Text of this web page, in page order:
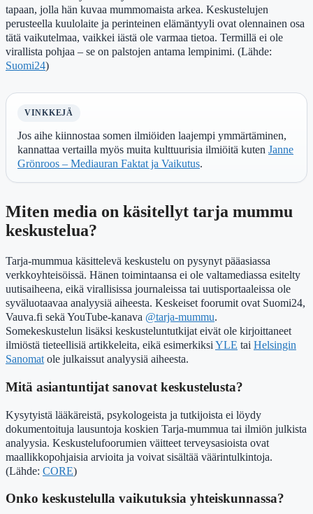
tapaan, jolla hän kuvaa mummomaista arkea. Keskustelujen
perusteella kuulolaite ja perinteinen elämäntyyli ovat olennainen osa
tätä vaikutelmaa, vaikkei iästä ole varmaa tietoa. Termillä ei ole
virallista pohjaa – se on palstojen antama lempinimi. (Lähde:
Suomi24)
VINKKEJÄ
Jos aihe kiinnostaa somen ilmiöiden laajempi ymmärtäminen,
kannattaa vertailla myös muita kulttuurisia ilmiöitä kuten Janne
Grönroos – Mediauran Faktat ja Vaikutus.
Miten media on käsitellyt tarja mummu
keskustelua?
Tarja-mummua käsittelevä keskustelu on pysynyt pääasiassa
verkkoyhteisöissä. Hänen toimintaansa ei ole valtamediassa esitelty
uutisaiheena, eikä virallisissa journaleissa tai uutisportaaleissa ole
syväluotaavaa analyysiä aiheesta. Keskeiset foorumit ovat Suomi24,
Vauva.fi sekä YouTube-kanava @tarja-mummu.
Somekeskustelun lisäksi keskusteluntutkijat eivät ole kirjoittaneet
ilmiöstä tieteellisiä artikkeleita, eikä esimerkiksiYLE tai Helsingin
Sanomatole julkaissut analyysiä aiheesta.
Mitä asiantuntijat sanovat keskustelusta?
Kysytyistä lääkäreistä, psykologeista ja tutkijoista ei löydy
dokumentoituja lausuntoja koskien Tarja-mummua tai ilmiön julkista
analyysia. Keskustelufoorumien väitteet terveysasioista ovat
maallikkopohjaisia arvioita ja voivat sisältää väärintulkintoja.
(Lähde: CORE)
Onko keskustelulla vaikutuksia yhteiskunnassa?